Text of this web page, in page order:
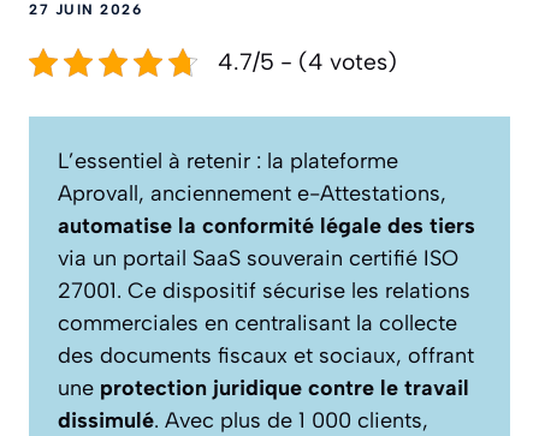
27 JUIN 2026
4.7/5 - (4 votes)
L’essentiel à retenir : la plateforme
Aprovall, anciennement e-Attestations,
automatise la conformité légale des tiers
via un portail SaaS souverain certifié ISO
27001. Ce dispositif sécurise les relations
commerciales en centralisant la collecte
des documents fiscaux et sociaux, offrant
une protection juridique contre le travail
dissimulé. Avec plus de 1 000 clients,